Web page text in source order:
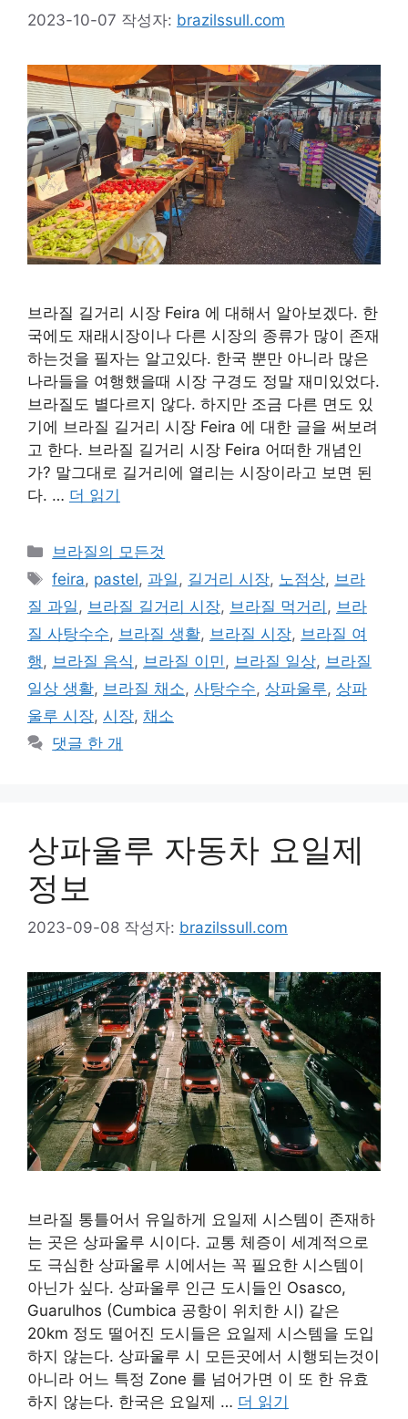
2023-10-07 작성자: brazilssull.com
브라질 길거리 시장 Feira 에 대해서 알아보겠다. 한
국에도 재래시장이나 다른 시장의 종류가 많이 존재
하는것을 필자는 알고있다. 한국 뿐만 아니라 많은
나라들을 여행했을때 시장 구경도 정말 재미있었다.
브라질도 별다르지 않다. 하지만 조금 다른 면도 있
기에 브라질 길거리 시장 Feira 에 대한 글을 써보려
고 한다. 브라질 길거리 시장 Feira 어떠한 개념인
가? 말그대로 길거리에 열리는 시장이라고 보면 된
다. … 더 읽기
카
테
리
브라질의 모든것
태
그
feira, pastel, 과일 , 길거리 시장, 노점상, 브라
질 과일 , 브라질 길거리 시장, 브라질 먹거리 , 브라
질 사탕수수, 브라질 생활, 브라질 시장, 브라질 여
행 , 브라질 음식 , 브라질 이민 , 브라질 일상, 브라질
일상 생활, 브라질 채소, 사탕수수, 상파울루, 상파
울루 시장, 시장, 채소
댓글 한 개
상파울루 자동차 요일제
정보
2023-09-08 작성자: brazilssull.com
브라질 통틀어서 유일하게 요일제 시스템이 존재하
는 곳은 상파울루 시이다. 교통 체증이 세계적으로
도 극심한 상파울루 시에서는 꼭 필요한 시스템이
아닌가 싶다. 상파울루 인근 도시들인 Osasco,
Guarulhos (Cumbica 공항이 위치한 시) 같은
20km 정도 떨어진 도시들은 요일제 시스템을 도입
하지 않는다. 상파울루 시 모든곳에서 시행되는것이
아니라 어느 특정 Zone 를 넘어가면 이 또 한 유효
하지 않는다. 한국은 요일제 … 더 읽기